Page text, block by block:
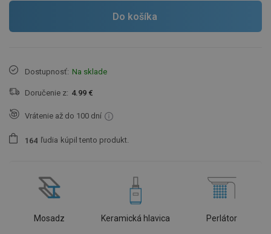
Do košíka
Dostupnosť: Na sklade
Doručenie z: 4.99 €
Vrátenie až do 100 dní
1 64 ľudia kúpil tento produkt.
Mosadz Keramická hlavica Perlátor